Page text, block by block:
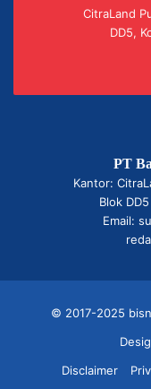
CitraLand
DD5,
PT
Kantor:
Blok
Email:
© 2017-2025
Disclaimer